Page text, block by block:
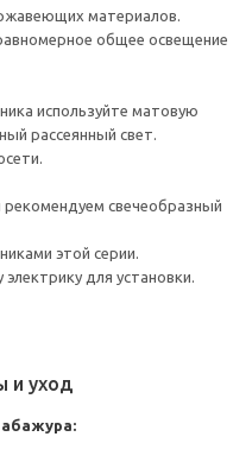
материалов.
общее освещение
используйте матовую
рассеянный свет.
свечеобразный
этой серии.
для установки.
и уход